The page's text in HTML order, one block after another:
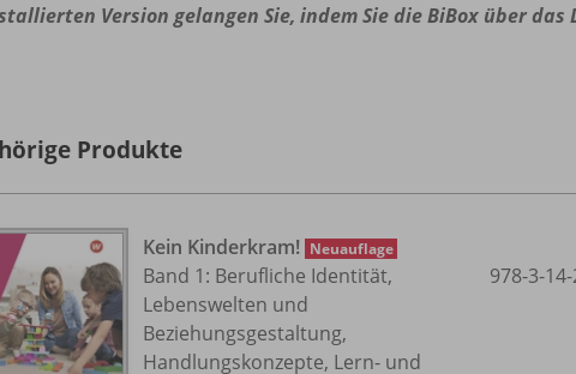
Version gelangen Sie, indem Sie die BiBox über das
Produkte
Kein Kinderkram! Neuauflage
Band 1: Berufliche Identität,
Lebenswelten und
Beziehungsgestaltung,
Handlungskonzepte, Lern- und
978-3-